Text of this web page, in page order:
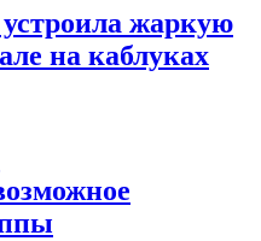
жаркую
на каблуках